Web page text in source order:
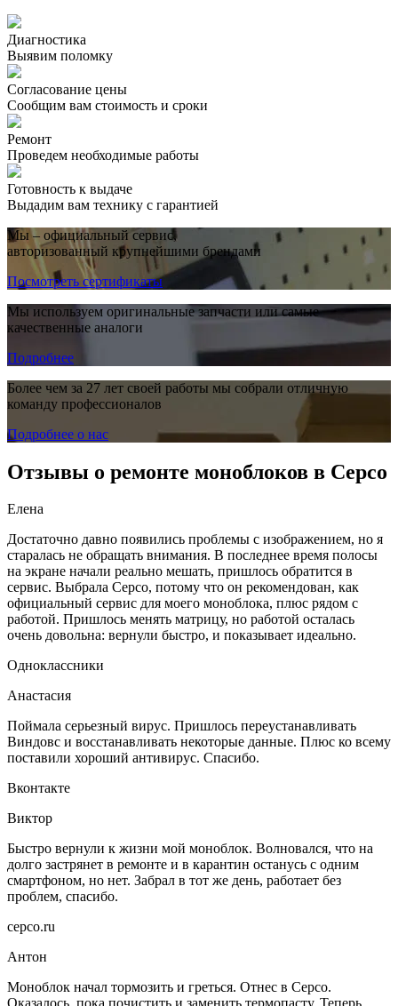
Диагностика
Выявим поломку
Согласование цены
Сообщим вам стоимость и сроки
Ремонт
Проведем необходимые работы
Готовность к выдаче
Выдадим вам технику с гарантией
Мы – официальный сервис,
авторизованный крупнейшими брендами
Посмотреть сертификаты
Мы используем оригинальные запчасти или самые
качественные аналоги
Подробнее
Более чем за 27 лет своей работы мы собрали отличную
команду профессионалов
Подробнее о нас
Отзывы о ремонте моноблоков в Серсо
Елена
Достаточно давно появились проблемы с изображением, но я
старалась не обращать внимания. В последнее время полосы
на экране начали реально мешать, пришлось обратится в
сервис. Выбрала Серсо, потому что он рекомендован, как
официальный сервис для моего моноблока, плюс рядом с
работой. Пришлось менять матрицу, но работой осталась
очень довольна: вернули быстро, и показывает идеально.
Одноклассники
Анастасия
Поймала серьезный вирус. Пришлось переустанавливать
Виндовс и восстанавливать некоторые данные. Плюс ко всему
поставили хороший антивирус. Спасибо.
Вконтакте
Виктор
Быстро вернули к жизни мой моноблок. Волновался, что на
долго застрянет в ремонте и в карантин останусь с одним
смартфоном, но нет. Забрал в тот же день, работает без
проблем, спасибо.
серсо.ru
Антон
Моноблок начал тормозить и греться. Отнес в Серсо.